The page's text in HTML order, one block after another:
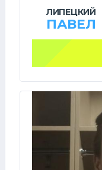
ЛИПЕЦКИЙ
ПАВЕЛ